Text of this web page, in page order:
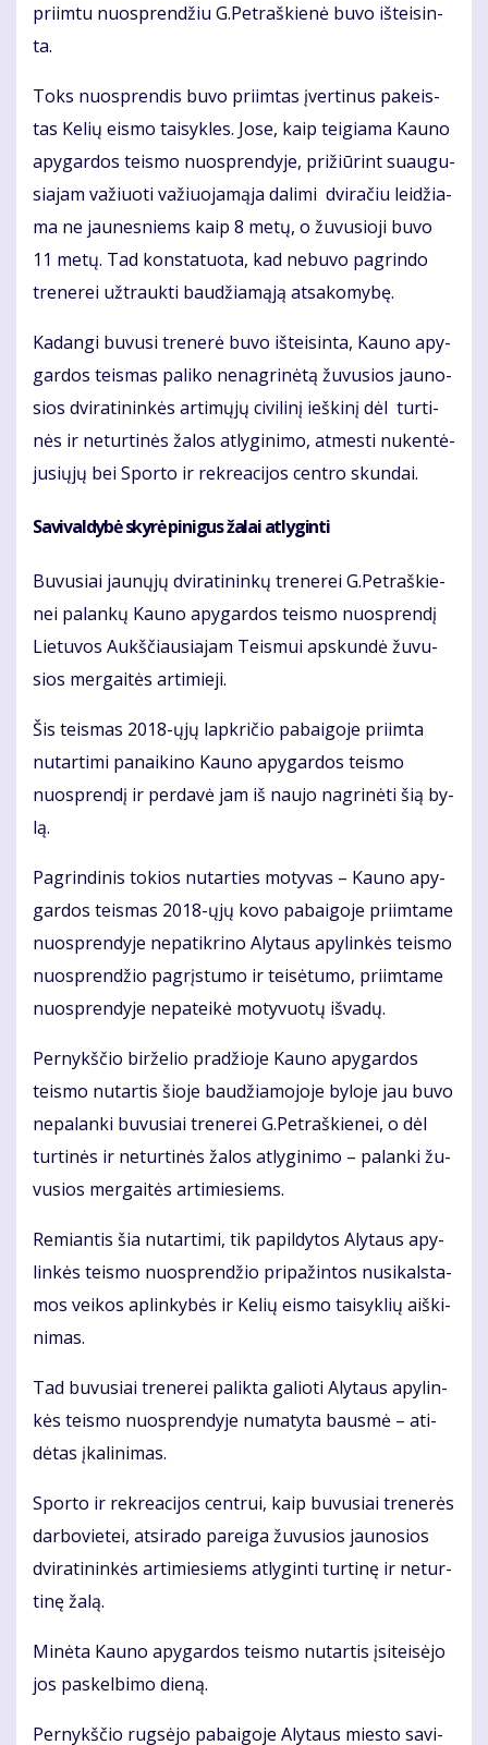
pri­im­tu nuosp­ren­džiu G.Pet­raš­kie­nė bu­vo iš­tei­sin­
ta.
Toks nuosp­ren­dis bu­vo pri­im­tas įver­ti­nus pa­keis­
tas Ke­lių eis­mo tai­syk­les. Jo­se, kaip tei­gia­ma Kau­no
apy­gar­dos teis­mo nuosp­ren­dy­je, pri­žiū­rint su­au­gu­
sia­jam va­žiuo­ti va­žiuo­ja­mą­ja da­li­mi dvi­ra­čiu lei­džia­
ma ne jau­nes­niems kaip 8 me­tų, o žu­vu­sio­ji bu­vo
11 me­tų. Tad kon­sta­tuo­ta, kad ne­bu­vo pa­grin­do
tre­ne­rei už­trauk­ti bau­džia­mą­ją at­sa­ko­my­bę.
Ka­dan­gi bu­vu­si tre­ne­rė bu­vo iš­tei­sin­ta, Kau­no apy­
gar­dos teis­mas pa­li­ko ne­nag­ri­nė­tą žu­vu­sios jau­no­
sios dvi­ra­ti­nin­kės ar­ti­mų­jų ci­vi­li­nį ieš­ki­nį dėl tur­ti­
nės ir ne­tur­ti­nės ža­los at­ly­gi­ni­mo, at­mes­ti nu­ken­tė­
ju­sių­jų bei Spor­to ir rek­re­a­ci­jos cen­tro skun­dai.
Sa­vi­val­dy­bė sky­rė pi­ni­gus ža­lai at­ly­gin­ti
Bu­vu­siai jau­nų­jų dvi­ra­ti­nin­kų tre­ne­rei G.Pet­raš­kie­
nei pa­lan­kų Kau­no apy­gar­dos teis­mo nuosp­ren­dį
Lie­tu­vos Aukš­čiau­sia­jam Teis­mui ap­skun­dė žu­vu­
sios mer­gai­tės ar­ti­mie­ji.
Šis teis­mas 2018-ųjų lap­kri­čio pa­bai­go­je pri­im­ta
nu­tar­ti­mi pa­nai­ki­no Kau­no apy­gar­dos teis­mo
nuosp­ren­dį ir per­da­vė jam iš nau­jo nag­ri­nė­ti šią by­
lą.
Pa­grin­di­nis to­kios nu­tar­ties mo­ty­vas – Kau­no apy­
gar­dos teis­mas 2018-ųjų ko­vo pa­bai­go­je pri­im­ta­me
nuosp­ren­dy­je ne­pa­tik­ri­no Aly­taus apy­lin­kės teis­mo
nuosp­ren­džio pa­grįs­tu­mo ir tei­sė­tu­mo, pri­im­ta­me
nuosp­ren­dy­je ne­pa­tei­kė mo­ty­vuo­tų iš­va­dų.
Per­nykš­čio bir­že­lio pra­džio­je Kau­no apy­gar­dos
teis­mo nu­tar­tis šio­je bau­džia­mo­jo­je by­lo­je jau bu­vo
ne­pa­lan­ki bu­vu­siai tre­ne­rei G.Pet­raš­kie­nei, o dėl
tur­ti­nės ir ne­tur­ti­nės ža­los at­ly­gi­ni­mo – pa­lan­ki žu­
vu­sios mer­gai­tės ar­ti­mie­siems.
Re­mian­tis šia nu­tar­ti­mi, tik pa­pil­dy­tos Aly­taus apy­
lin­kės teis­mo nuosp­ren­džio pri­pa­žin­tos nu­si­kals­ta­
mos vei­kos ap­lin­ky­bės ir Ke­lių eis­mo tai­syk­lių aiš­ki­
ni­mas.
Tad bu­vu­siai tre­ne­rei pa­lik­ta ga­lio­ti Aly­taus apy­lin­
kės teis­mo nuosp­ren­dy­je nu­ma­ty­ta baus­mė – ati­
dė­tas įka­li­ni­mas.
Spor­to ir rek­re­a­ci­jos cen­trui, kaip bu­vu­siai tre­ne­rės
dar­bo­vie­tei, at­si­ra­do pa­rei­ga žu­vu­sios jau­no­sios
dvi­ra­ti­nin­kės ar­ti­mie­siems at­ly­gin­ti tur­ti­nę ir ne­tur­
ti­nę ža­lą.
Mi­nė­ta Kau­no apy­gar­dos teis­mo nu­tar­tis įsi­tei­sė­jo
jos pa­skel­bi­mo die­ną.
Per­nykš­čio rug­sė­jo pa­bai­go­je Aly­taus mies­to sa­vi­